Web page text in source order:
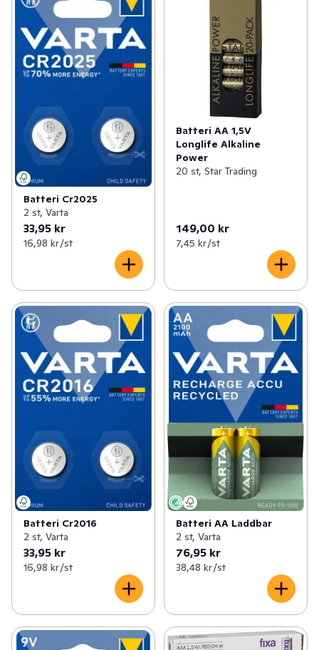
Batteri Cr2025
2 st, Varta
33,95 kr
16,98 kr /st
Batteri AA 1,5V
Longlife Alkaline
Power
20 st, Star Trading
149,00 kr
7,45 kr /st
Batteri Cr2016
2 st, Varta
33,95 kr
16,98 kr /st
Batteri AA Laddbar
2 st, Varta
76,95 kr
38,48 kr /st